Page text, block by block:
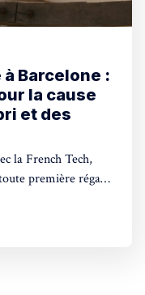
Barcelone :
la cause
et des
la French Tech,
première régate